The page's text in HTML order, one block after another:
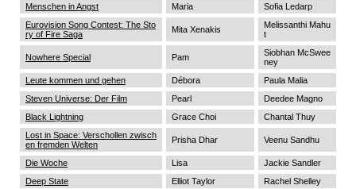
Menschen in Angst
Maria
Sofia Ledarp
Eurovision Song Contest: The Sto
ry of Fire Saga
Mita Xenakis
Melissanthi Mahu
t
Nowhere Special Pam
Siobhan McSwee
ney
Leute kommen und gehen
Débora
Paula Malia
Steven Universe: Der Film
Pearl
Deedee Magno
Black Lightning
Grace Choi
Chantal Thuy
Lost in Space: Verschollen zwisch
en fremden Welten
Prisha Dhar Veenu Sandhu
Die Woche Lisa
Jackie Sandler
Deep State
Elliot Taylor Rachel Shelley